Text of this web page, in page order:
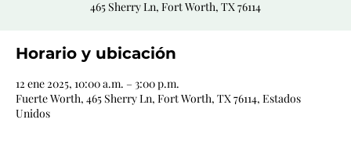
465 Sherry Ln, Fort Worth, TX 76114
Horario y ubicación
12 ene 2025, 10:00 a.m. – 3:00 p.m.
Fuerte Worth, 465 Sherry Ln, Fort Worth, TX 76114, Estados
Unidos